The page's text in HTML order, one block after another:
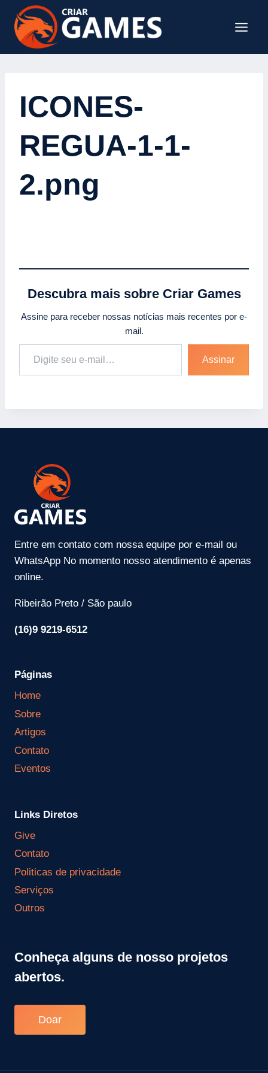
Pular
para
Conteúdo
ICONES-
REGUA-1-1-
2.png
Descubra mais sobre Criar Games
Assine para receber nossas notícias mais recentes por e-
mail.
Digite seu e-mail…
Assinar
Entre em contato com nossa equipe por e-mail ou
WhatsApp No momento nosso atendimento é apenas
online.
Ribeirão Preto / São paulo
(16)9 9219-6512
Páginas
Home
Sobre
Artigos
Contato
Eventos
Links Diretos
Give
Contato
Politicas de privacidade
Serviços
Outros
Conheça alguns de nosso projetos
abertos.
Doar